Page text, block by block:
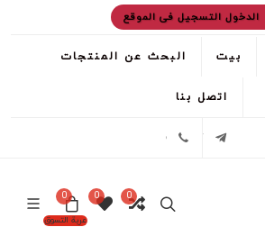
الدخول التسجيل فى الموقع
بيت البحث عن المنتجات
اتصل بنا
تلگرام
0
0
عربة التسوق
0